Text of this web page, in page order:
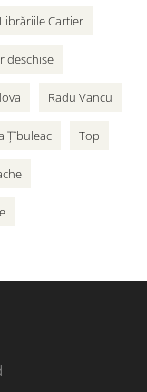
Librăriile Cartier
deschise
Radu Vancu
Țîbuleac Top